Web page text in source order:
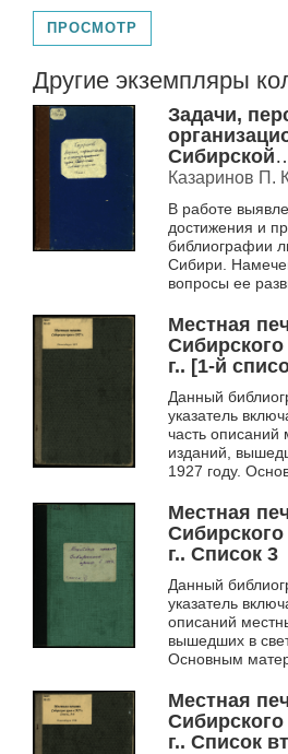
ПРОСМОТР
Другие экземпляры
Задачи,
Сибирской
Архивное
Сибири
Казаринов П.
В работе
достижения и
библиографии
Сибири.
вопросы ее
В. Д. Вегмана,
первый том
Местная
Сибирского
г.. [1-й
Данный
указатель
часть описаний
изданий,
1927 году.
указателя
Сибирской
дир...
Местная
Сибирского
г.. Список 3
Данный
указатель
описаний
вышедших в
Основным
данные
Палаты, дир...
Местная
Сибирского
г.. Список